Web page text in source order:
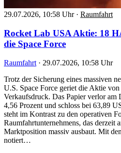
29.07.2026, 10:58 Uhr · Raumfahrt
Rocket Lab USA Aktie: 18
die Space Force
Raumfahrt · 29.07.2026, 10:58 Uhr
Trotz der Sicherung eines massiven
U.S. Space Force geriet die Aktie
Verkaufsdruck. Das Papier verlor am
4,56 Prozent und schloss bei 63,89
steht im Kontrast zu den operativen
Raumfahrtunternehmens, das derzeit
Marktposition massiv ausbaut. Mit
notiert…